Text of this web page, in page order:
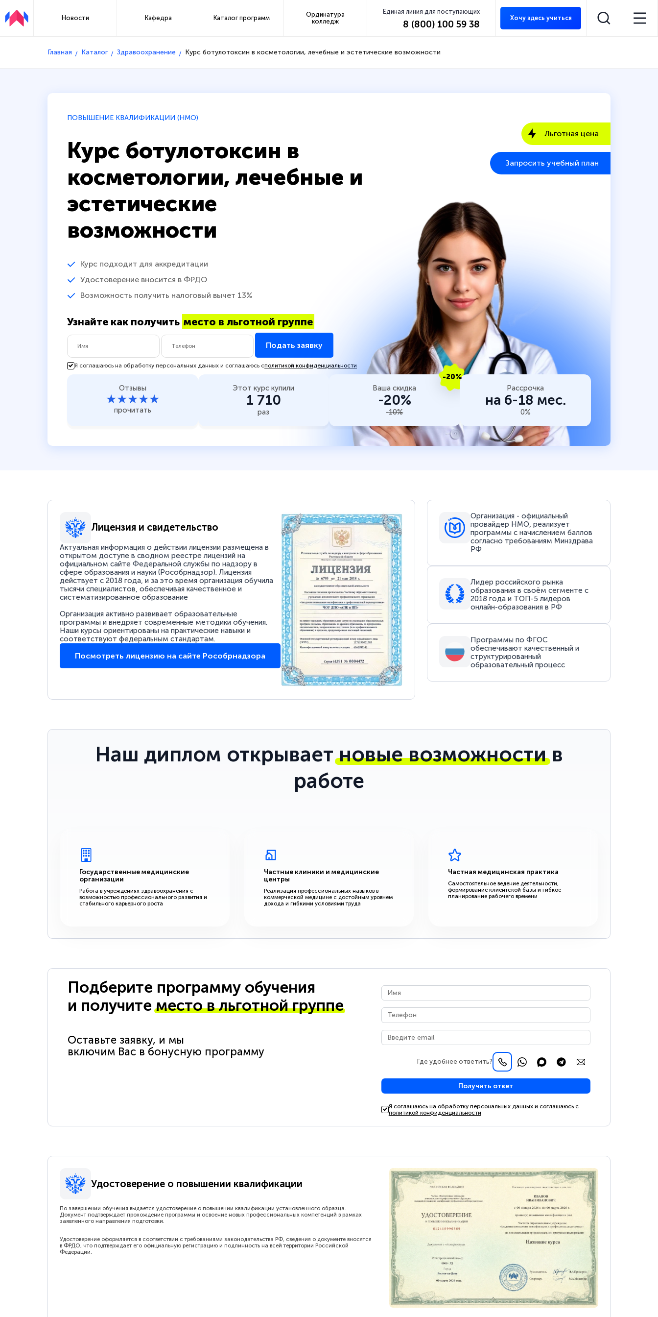
Новости Кафедра Каталог программ
Ординатура
колледж
Единая линия для поступающих
8 (800) 100 59 38
Хочу здесь учиться
Главная Каталог Здравоохранение Курс ботулотоксин в косметологии, лечебные и эстетические возможности
ПОВЫШЕНИЕ КВАЛИФИКАЦИИ (НМО)
Курс ботулотоксин в
косметологии, лечебные и
эстетические
возможности
Курс подходит для аккредитации
Удостоверение вносится в ФРДО
Возможность получить налоговый вычет 13%
Узнайте как получить место в льготной группе
Подать заявку
Я соглашаюсь на обработку персональных данных и соглашаюсь сполитикой конфиденциальности
Льготная цена
Запросить учебный план
Отзывы
★★★★★
прочитать
Этот курс купили
1 710
раз
-20%
Ваша скидка
-20%
-10%
Рассрочка
на 6-18 мес.
0%
Лицензия и свидетельство
Актуальная информация о действии лицензии размещена в
открытом доступе в сводном реестре лицензий на
официальном сайте Федеральной службы по надзору в
сфере образования и науки (Рособрнадзор). Лицензия
действует с 2018 года, и за это время организация обучила
тысячи специалистов, обеспечивая качественное и
систематизированное образование
Организация активно развивает образовательные
программы и внедряет современные методики обучения.
Наши курсы ориентированы на практические навыки и
соответствуют федеральным стандартам.
Посмотреть лицензию на сайте Рособрнадзора
Организация - официальный
провайдер НМО, реализует
программы с начислением баллов
согласно требованиям Минздрава
РФ
Лидер российского рынка
образования в своём сегменте с
2018 года и ТОП-5 лидеров
онлайн-образования в РФ
Программы по ФГОС
обеспечивают качественный и
структурированный
образовательный процесс
Наш диплом открываетновые возможностив
работе
Государственные медицинские
организации
Работа в учреждениях здравоохранения с
возможностью профессионального развития и
стабильного карьерного роста
Частные клиники и медицинские
центры
Реализация профессиональных навыков в
коммерческой медицине с достойным уровнем
дохода и гибкими условиями труда
Частная медицинская практика
Самостоятельное ведение деятельности,
формирование клиентской базы и гибкое
планирование рабочего времени
Подберите программу обучения
и получитеместо в льготной группе
Оставьте заявку, и мы
включим Вас в бонусную программу
Где удобнее ответить?
Получить ответ
Я соглашаюсь на обработку персональных данных и соглашаюсь с
политикой конфиденциальности
Удостоверение о повышении квалификации
По завершении обучения выдается удостоверение о повышении квалификации установленного образца.
Документ подтверждает прохождение программы и освоение новых профессиональных компетенций в рамках
заявленного направления подготовки.
Удостоверение оформляется в соответствии с требованиями законодательства РФ, сведения о документе вносятся
в ФРДО, что подтверждает его официальную регистрацию и подлинность на всей территории Российской
Федерации.